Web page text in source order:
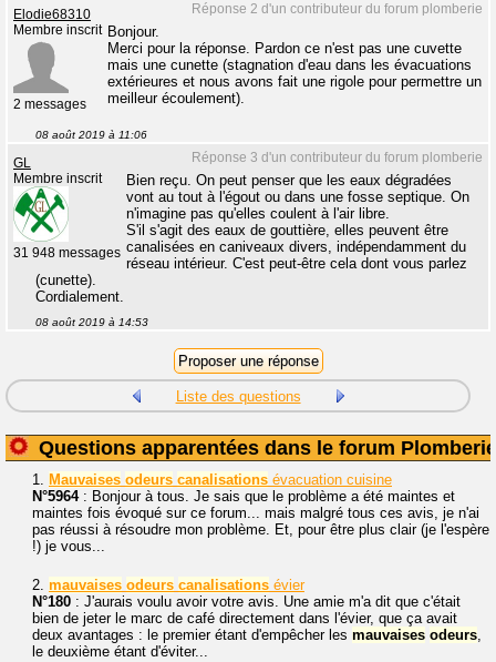
Réponse 2 d'un contributeur du forum plomberie
Elodie68310
Membre inscrit
2 messages
Bonjour.
Merci pour la réponse. Pardon ce n'est pas une cuvette
mais une cunette (stagnation d'eau dans les évacuations
extérieures et nous avons fait une rigole pour permettre un
meilleur écoulement).
08 août 2019 à 11:06
Réponse 3 d'un contributeur du forum plomberie
GL
Membre inscrit
31 948 messages
Bien reçu. On peut penser que les eaux dégradées
vont au tout à l'égout ou dans une fosse septique. On
n'imagine pas qu'elles coulent à l'air libre.
S'il s'agit des eaux de gouttière, elles peuvent être
canalisées en caniveaux divers, indépendamment du
réseau intérieur. C'est peut-être cela dont vous parlez
(cunette).
Cordialement.
08 août 2019 à 14:53
Liste des questions
Questions apparentées dans le forum Plomberie
1. Mauvaises odeurs canalisations évacuation cuisine
N°5964: Bonjour à tous. Je sais que le problème a été maintes et
maintes fois évoqué sur ce forum... mais malgré tous ces avis, je n'ai
pas réussi à résoudre mon problème. Et, pour être plus clair (je l'espère
!) je vous...
2. mauvaises odeurs canalisations évier
N°180 : J'aurais voulu avoir votre avis. Une amie m'a dit que c'était
bien de jeter le marc de café directement dans l'évier, que ça avait
deux avantages : le premier étant d'empêcher les mauvaises odeurs,
le deuxième étant d'éviter...